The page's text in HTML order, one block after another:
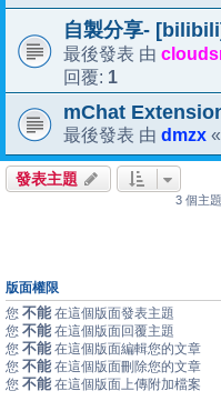
自製分享-
最後發表 由
回覆: 1
mChat
最後發表 由 dmzx «
發表主題
3 個主
版面權限
您 不能 在這個版面發表主題
您 不能 在這個版面回覆主題
您 不能 在這個版面編輯您的文章
您 不能 在這個版面刪除您的文章
您 不能 在這個版面上傳附加檔案